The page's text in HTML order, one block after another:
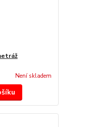
Není skladem